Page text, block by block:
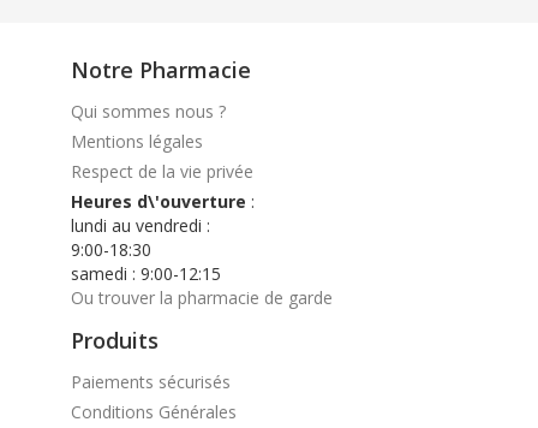
Notre Pharmacie
Qui sommes nous ?
Mentions légales
Respect de la vie privée
Heures d\'ouverture :
lundi au vendredi :
9:00-18:30
samedi : 9:00-12:15
Ou trouver la pharmacie de garde
Produits
Paiements sécurisés
Conditions Générales